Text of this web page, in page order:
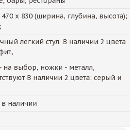
470 х 830 (ширина, глубина, высота);
;
легкий стул. В наличии 2 цвета
на выбор, ножки - металл,
В наличии 2 цвета: серый и
в наличии